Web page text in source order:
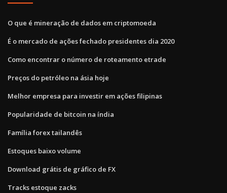
O que é mineração de dados em criptomoeda
É o mercado de ações fechado presidentes dia 2020
Como encontrar o número de roteamento etrade
Preços do petróleo na ásia hoje
Melhor empresa para investir em ações filipinas
Popularidade de bitcoin na índia
Família forex tailandês
Estoques baixo volume
Download grátis de gráfico de FX
Tracks estoque zacks